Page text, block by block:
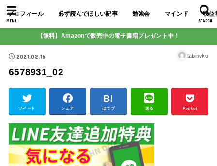
SEARCH
MENU
プロフィール 必ず読んでほしい記事 勉強会 マインド 収益
【無料】Amazonで販売中の電子書籍プレゼント中！
2021.02.16 tabineko
6578931_02
ツイート シェア はてブ 送る Pocket